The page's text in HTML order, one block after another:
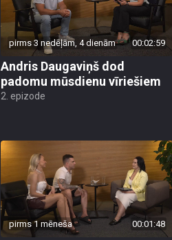
pirms 3 nedēļām, 4 dienām 00:02:59
Andris Daugaviņš dod
padomu mūsdienu vīriešiem
2. epizode
pirms 1 mēneša 00:01:48